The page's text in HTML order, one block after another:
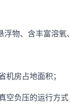
物、含丰富溶氧
机房占地面积；
空负压的运行方式